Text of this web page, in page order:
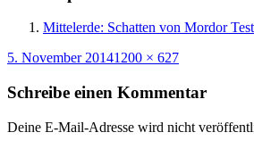
Mittelerde: Schatten von Mordor Test
Veröffentlicht
5. November 2014Originalgröße
1200 × 627
Schreibe einen Kommentar
Deine E-Mail-Adresse wird nicht